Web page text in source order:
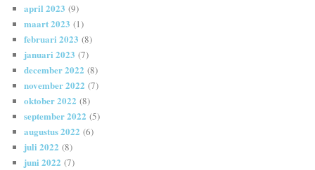
april 2023 (9)
maart 2023 (1)
februari 2023 (8)
januari 2023 (7)
december 2022 (8)
november 2022 (7)
oktober 2022 (8)
september 2022 (5)
augustus 2022 (6)
juli 2022 (8)
juni 2022 (7)